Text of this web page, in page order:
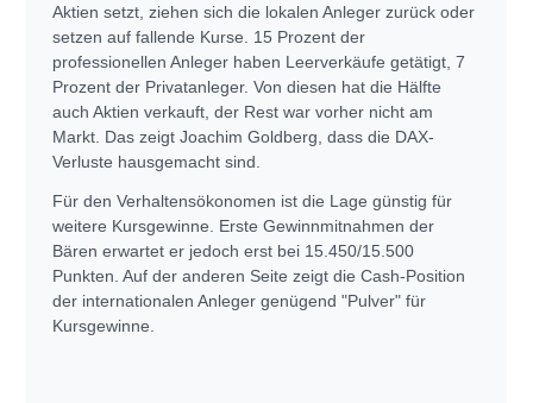
Aktien setzt, ziehen sich die lokalen Anleger zurück oder
setzen auf fallende Kurse. 15 Prozent der
professionellen Anleger haben Leerverkäufe getätigt, 7
Prozent der Privatanleger. Von diesen hat die Hälfte
auch Aktien verkauft, der Rest war vorher nicht am
Markt. Das zeigt Joachim Goldberg, dass die DAX-
Verluste hausgemacht sind.
Für den Verhaltensökonomen ist die Lage günstig für
weitere Kursgewinne. Erste Gewinnmitnahmen der
Bären erwartet er jedoch erst bei 15.450/15.500
Punkten. Auf der anderen Seite zeigt die Cash-Position
der internationalen Anleger genügend "Pulver" für
Kursgewinne.